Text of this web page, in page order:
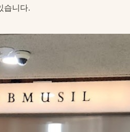
습니다.